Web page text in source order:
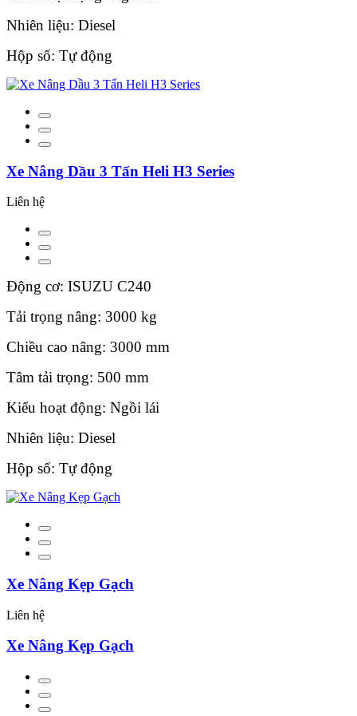
Nhiên liệu: Diesel
Hộp số: Tự động
Xe Nâng Dầu 3 Tấn Heli H3 Series
Liên hệ
Động cơ: ISUZU C240
Tải trọng nâng: 3000 kg
Chiều cao nâng: 3000 mm
Tâm tải trọng: 500 mm
Kiểu hoạt động: Ngồi lái
Nhiên liệu: Diesel
Hộp số: Tự động
Xe Nâng Kẹp Gạch
Liên hệ
Xe Nâng Kẹp Gạch